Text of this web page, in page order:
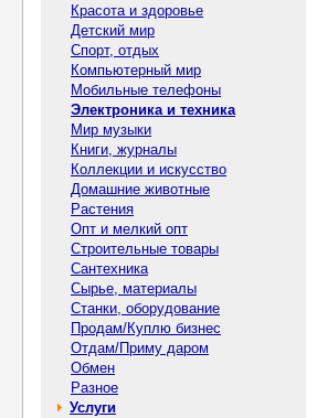
Красота и здоровье
Детский мир
Спорт, отдых
Компьютерный мир
Мобильные телефоны
Электроника и техника
Мир музыки
Книги, журналы
Коллекции и искусство
Домашние животные
Растения
Опт и мелкий опт
Строительные товары
Сантехника
Сырье, материалы
Станки, оборудование
Продам/Куплю бизнес
Отдам/Приму даром
Обмен
Разное
Услуги